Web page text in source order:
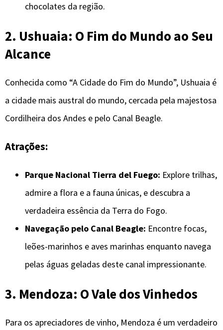
chocolates da região.
2. Ushuaia: O Fim do Mundo ao Seu
Alcance
Conhecida como “A Cidade do Fim do Mundo”, Ushuaia é
a cidade mais austral do mundo, cercada pela majestosa
Cordilheira dos Andes e pelo Canal Beagle.
Atrações:
Parque Nacional Tierra del Fuego: Explore trilhas,
admire a flora e a fauna únicas, e descubra a
verdadeira essência da Terra do Fogo.
Navegação pelo Canal Beagle: Encontre focas,
leões-marinhos e aves marinhas enquanto navega
pelas águas geladas deste canal impressionante.
3. Mendoza: O Vale dos Vinhedos
Para os apreciadores de vinho, Mendoza é um verdadeiro